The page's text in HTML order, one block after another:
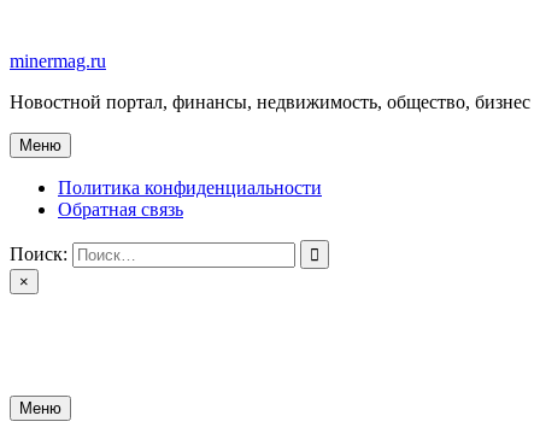
содержимому
minermag.ru
Новостной портал, финансы, недвижимость, общество, бизнес
Меню
Политика конфиденциальности
Обратная связь
Поиск:
×
Меню